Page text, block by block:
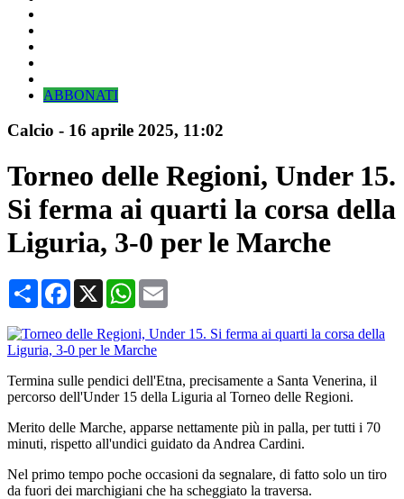
ABBONATI
Calcio - 16 aprile 2025, 11:02
Torneo delle Regioni, Under 15.
Si ferma ai quarti la corsa della
Liguria, 3-0 per le Marche
CondividiFacebook
X WhatsApp
Termina sulle pendici dell'Etna, precisamente a Santa Venerina, il
percorso dell'Under 15 della Liguria al Torneo delle Regioni.
Merito delle Marche, apparse nettamente più in palla, per tutti i 70
minuti, rispetto all'undici guidato da Andrea Cardini.
Nel primo tempo poche occasioni da segnalare, di fatto solo un tiro
da fuori dei marchigiani che ha scheggiato la traversa.